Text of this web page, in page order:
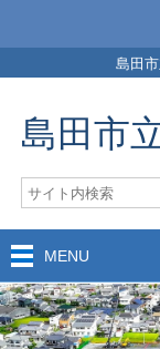
島田
島田市
MENU